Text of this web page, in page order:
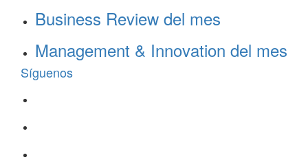
Business Review del mes
Management & Innovation del mes
Síguenos